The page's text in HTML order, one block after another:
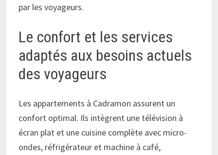
par les voyageurs.
Le confort et les services
adaptés aux besoins actuels
des voyageurs
Les appartements à Cadramon assurent un
confort optimal. Ils intègrent une télévision à
écran plat et une cuisine complète avec micro-
ondes, réfrigérateur et machine à café,